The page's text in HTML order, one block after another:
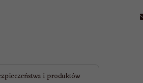
i produktów